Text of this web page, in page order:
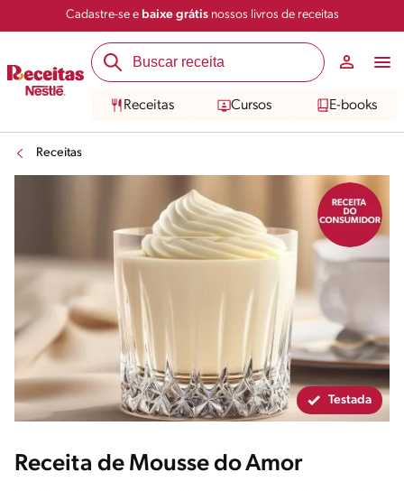
Cadastre-se e baixe grátisnossos livros de receitas
Receitas Cursos E-books
Receitas
Salvar Compartilhar
Testada
Receita de Mousse do Amor